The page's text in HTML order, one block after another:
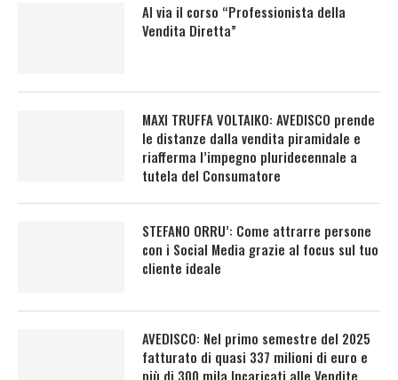
Al via il corso “Professionista della
Vendita Diretta”
MAXI TRUFFA VOLTAIKO: AVEDISCO prende
le distanze dalla vendita piramidale e
riafferma l’impegno pluridecennale a
tutela del Consumatore
STEFANO ORRU’: Come attrarre persone
con i Social Media grazie al focus sul tuo
cliente ideale
AVEDISCO: Nel primo semestre del 2025
fatturato di quasi 337 milioni di euro e
più di 300 mila Incaricati alle Vendite